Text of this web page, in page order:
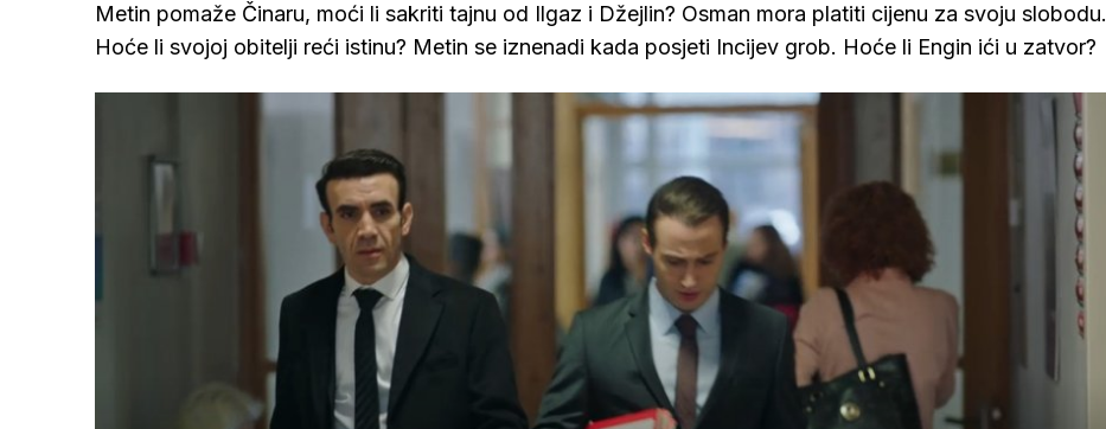
Metin pomaže Činaru, moći li sakriti tajnu od Ilgaz i Džejlin? Osman mora platiti cijenu za svoju slobodu.
Hoće li svojoj obitelji reći istinu? Metin se iznenadi kada posjeti Incijev grob. Hoće li Engin ići u zatvor?